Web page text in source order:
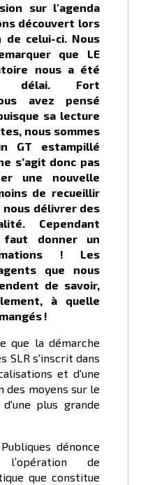
sur l'agenda
découvert lors
de celui-ci. Nous
que LE
nous a été
délai. Fort
avez pensé
sa lecture
nous sommes
GT estampillé
s’agit donc pas
une nouvelle
de recueillir
nous délivrer des
Cependant
donner un
! Les
que nous
de savoir,
à quelle
!
que la démarche
SLR s'inscrit dans
et d'une
moyens sur le
plus grande
dénonce
l’opération de
que constitue